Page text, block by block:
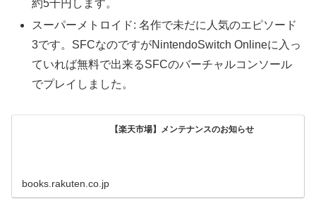
約5千円します。
スーパーメトロイド: 名作で未だに人気のエピソード
3です。SFCなのですがNintendoSwitch Onlineに入っ
ていれば無料で出来るSFCのバーチャルコンソール
でプレイしました。
【楽天市場】メンテナンスのお知らせ
books.rakuten.co.jp